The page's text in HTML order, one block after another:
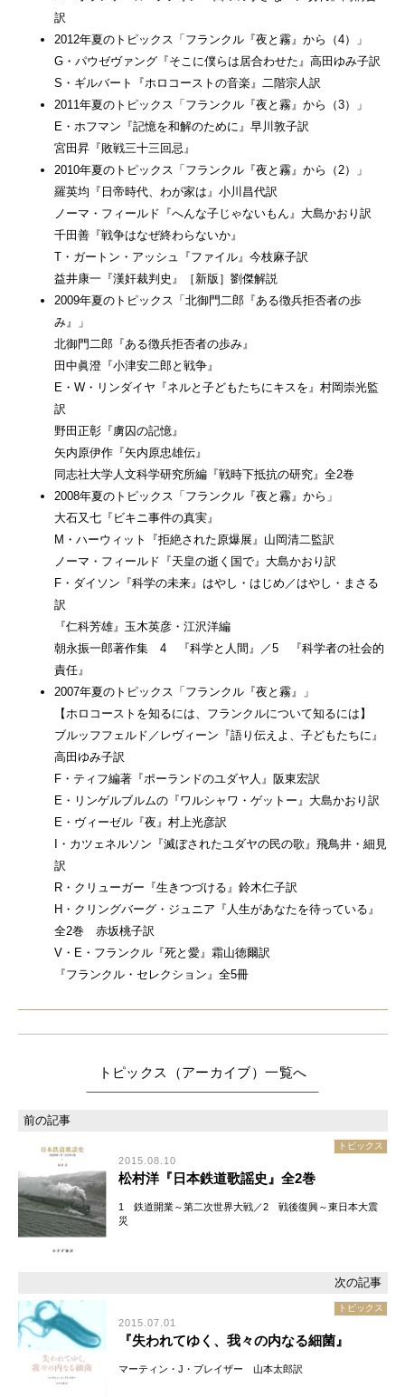
訳
2012年夏のトピックス「フランクル『夜と霧』から（4）」
G・パウゼヴァング『そこに僕らは居合わせた』高田ゆみ子訳
S・ギルバート『ホロコーストの音楽』二階宗人訳
2011年夏のトピックス「フランクル『夜と霧』から（3）」
E・ホフマン『記憶を和解のために』早川敦子訳
宮田昇『敗戦三十三回忌』
2010年夏のトピックス「フランクル『夜と霧』から（2）」
羅英均『日帝時代、わが家は』小川昌代訳
ノーマ・フィールド『へんな子じゃないもん』大島かおり訳
千田善『戦争はなぜ終わらないか』
T・ガートン・アッシュ『ファイル』今枝麻子訳
益井康一『漢奸裁判史』［新版］劉傑解説
2009年夏のトピックス「北御門二郎『ある徴兵拒否者の歩
み』」
北御門二郎『ある徴兵拒否者の歩み』
田中眞澄『小津安二郎と戦争』
E・W・リンダイヤ『ネルと子どもたちにキスを』村岡崇光監
訳
野田正彰『虜囚の記憶』
矢内原伊作『矢内原忠雄伝』
同志社大学人文科学研究所編『戦時下抵抗の研究』全2巻
2008年夏のトピックス「フランクル『夜と霧』から」
大石又七『ビキニ事件の真実』
M・ハーウィット『拒絶された原爆展』山岡清二監訳
ノーマ・フィールド『天皇の逝く国で』大島かおり訳
F・ダイソン『科学の未来』はやし・はじめ／はやし・まさる
訳
『仁科芳雄』玉木英彦・江沢洋編
朝永振一郎著作集 4 『科学と人間』／5 『科学者の社会的
責任』
2007年夏のトピックス「フランクル『夜と霧』」
【ホロコーストを知るには、フランクルについて知るには】
ブルッフフェルド／レヴィーン『語り伝えよ、子どもたちに』
高田ゆみ子訳
F・ティフ編著『ポーランドのユダヤ人』阪東宏訳
E・リンゲルブルムの『ワルシャワ・ゲットー』大島かおり訳
E・ヴィーゼル『夜』村上光彦訳
I・カツェネルソン『滅ぼされたユダヤの民の歌』飛鳥井・細見
訳
R・クリューガー『生きつづける』鈴木仁子訳
H・クリングバーグ・ジュニア『人生があなたを待っている』
全2巻 赤坂桃子訳
V・E・フランクル『死と愛』霜山徳爾訳
『フランクル・セレクション』全5冊
トピックス（アーカイブ）
トピックス
2015.08.10
松村洋『日本鉄道歌謡史』全2巻
1 鉄道開業～第二次世界大戦／2 戦後復興～東日本大震
災
トピックス
2015.07.01
『失われてゆく、我々の内なる細菌』
マーティン・J・ブレイザー 山本太郎訳